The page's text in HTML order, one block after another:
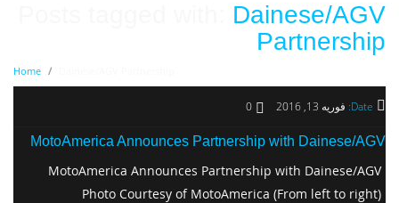
Posts tagged with:Dainese/AGV
Partnership
Home
Date: فوریه 13, 2016 0
MotoAmerica Announces Partnership with Dainese/AGV
MotoAmerica Announces Partnership with Dainese/AGV
Photo Courtesy of MotoAmerica (From left to right)